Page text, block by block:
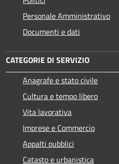
Personale Amministrativo
Documenti e dati
CATEGORIE DI SERVIZIO
Anagrafe e stato civile
Cultura e tempo libero
Vita lavorativa
Imprese e Commercio
Appalti pubblici
Catasto e urbanistica